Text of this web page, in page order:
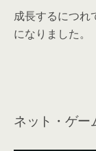
成長するにつれ
になりました。
ネット・ゲー